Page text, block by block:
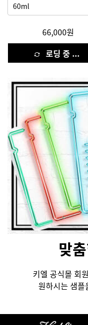
66,000원
로딩 중 ...
맞
키엘 공식몰 회
원하시는 샘플